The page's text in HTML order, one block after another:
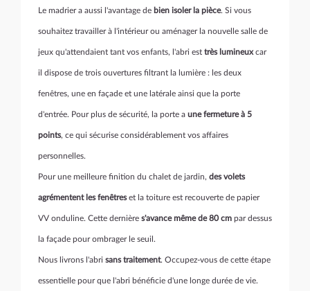
Le madrier a aussi l'avantage de bien isoler la pièce. Si vous
souhaitez travailler à l'intérieur ou aménager la nouvelle salle de
jeux qu'attendaient tant vos enfants, l'abri est très lumineuxcar
il dispose de trois ouvertures filtrant la lumière : les deux
fenêtres, une en façade et une latérale ainsi que la porte
d'entrée. Pour plus de sécurité, la porte a une fermeture à 5
points, ce qui sécurise considérablement vos affaires
personnelles.
Pour une meilleure finition du chalet de jardin, des volets
agrémentent les fenêtreset la toiture est recouverte de papier
VV onduline. Cette dernière s'avance même de 80 cm par dessus
la façade pour ombrager le seuil.
Nous livrons l'abri sans traitement. Occupez-vous de cette étape
essentielle pour que l'abri bénéficie d'une longe durée de vie.